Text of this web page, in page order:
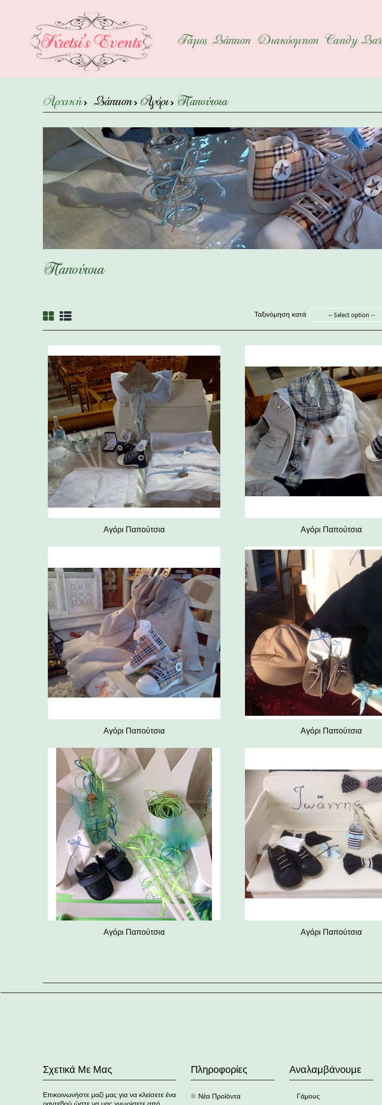
Γάμος Βάπτιση Διακόσμηση Candy Bar
Αρχική Βάπτιση Αγόρι Παπούτσια
Παπούτσια
Ταξινόμηση κατά -- Select option --
Αγόρι Παπούτσια Αγόρι Παπούτσια
Αγόρι Παπούτσια Αγόρι Παπούτσια
Αγόρι Παπούτσια Αγόρι Παπούτσια
Σχετικά Με Μας
Επικοινωνήστε μαζί μας για να κλείσετε ένα
ραντεβού ώστε να μας γνωρίσετε από
Πληροφορίες
. Νέα Προϊόντα
Αναλαμβάνουμε
Γάμους